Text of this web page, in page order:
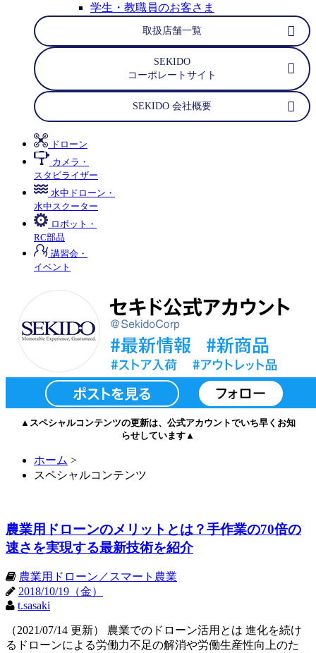
学生・教職員のお客さま
取扱店舗一覧
SEKIDO
コーポレートサイト
SEKIDO 会社概要
ドローン
カメラ・
スタビライザー
水中ドローン・
水中スクーター
ロボット・
RC部品
講習会・
イベント
▲スペシャルコンテンツの更新は、公式アカウントでいち早くお知
らせしています▲
ホーム >
スペシャルコンテンツ
農業用ドローンのメリットとは？手作業の70倍の
速さを実現する最新技術を紹介
農業用ドローン／スマート農業
2018/10/19（金）
t.sasaki
（2021/07/14 更新） 農業でのドローン活用とは 進化を続け
るドローンによる労働力不足の解消や労働生産性向上のた